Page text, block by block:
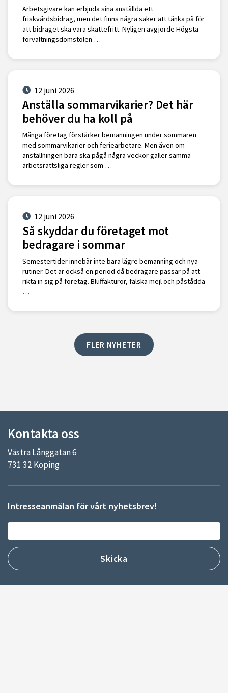
Arbetsgivare kan erbjuda sina anställda ett
friskvårdsbidrag, men det finns några saker att tänka på för
att bidraget ska vara skattefritt. Nyligen avgjorde Högsta
förvaltningsdomstolen …
12 juni 2026
Anställa sommarvikarier? Det här
behöver du ha koll på
Många företag förstärker bemanningen under sommaren
med sommarvikarier och feriearbetare. Men även om
anställningen bara ska pågå några veckor gäller samma
arbetsrättsliga regler som …
12 juni 2026
Så skyddar du företaget mot
bedragare i sommar
Semestertider innebär inte bara lägre bemanning och nya
rutiner. Det är också en period då bedragare passar på att
rikta in sig på företag. Bluffakturor, falska mejl och påstådda
…
FLER NYHETER
Kontakta oss
Västra Långgatan 6
731 32 Köping
Intresseanmälan för vårt nyhetsbrev!